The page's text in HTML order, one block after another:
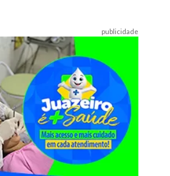
publicidade